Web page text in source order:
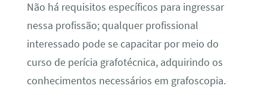
Não há requisitos específicos para ingressar
nessa profissão; qualquer profissional
interessado pode se capacitar por meio do
curso de perícia grafotécnica, adquirindo os
conhecimentos necessários em grafoscopia.